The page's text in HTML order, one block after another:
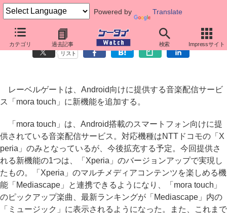
Powered by Translate
カテゴリ 過去記事 検索 Impressサイト
Android向け音楽配信「mora touch」に新機能
リスト
レーベルゲートは、Android向けに提供する音楽配信サービ
ス「mora touch」に新機能を追加する。
「mora touch」は、Android搭載のスマートフォン向けに提
供されている音楽配信サービス。対応機種はNTTドコモの「X
peria」のみとなっているが、今後拡充する予定。今回提供さ
れる新機能の1つは、「Xperia」のバージョンアップで実現し
たもの。「Xperia」のマルチメディアコンテンツを楽しめる機
能「Mediascape」と連携できるようになり、「mora touch」
のピックアップ楽曲、最新ランキングが「Mediascape」内の
「ミュージック」に表示されるようになった。また、これまで